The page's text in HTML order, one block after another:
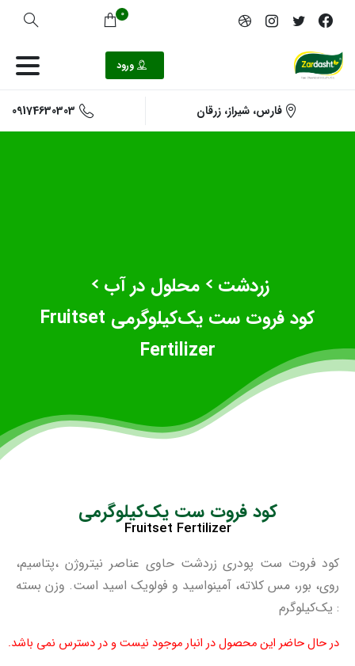
0
ورود
فارس، شیراز، زرقان 09174630303
زردشت
محلول در آب
کود‌ فروت ست یک‌کیلوگرمی Fruitset
Fertilizer
کود‌ فروت ست یک‌کیلوگرمی
Fruitset Fertilizer
کود فروت ست پودری زردشت حاوی عناصر نیتروژن ،پتاسیم،
روی، بور، مس کلاته، آمینواسید و فولویک اسید است. وزن بسته
: یک‌کیلوگرم
در حال حاضر این محصول در انبار موجود نیست و در دسترس نمی باشد.